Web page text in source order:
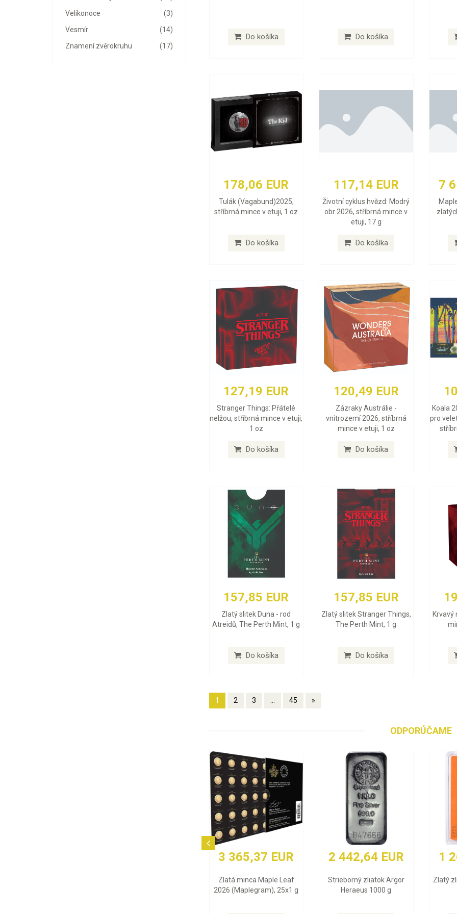
(3)
Velikonoce
(14)
Vesmír
(17)
Znamení zvěrokruhu
Do košíka Do košíka
178,06 EUR
Tulák (Vagabund)2025,
stříbrná mince v etuji, 1 oz
Do košíka
117,14 EUR
Životní cyklus hvězd: Modrý
obr 2026, stříbrná mince v
etuji, 17 g
Do košíka
7
127,19 EUR
Stranger Things: Přátelé
nelžou, stříbrná mince v etuji,
1 oz
Do košíka
120,49 EUR
Zázraky Austrálie -
vnitrozemí 2026, stříbrná
mince v etuji, 1 oz
Do košíka
Koala
pro
157,85 EUR
Zlatý slitek Duna - rod
Atreidů, The Perth Mint, 1 g
Do košíka
157,85 EUR
Zlatý slitek Stranger Things,
The Perth Mint, 1 g
Do košíka
Krvavý
1 2 3 ... 45 »
ODPORÚČAME
3 365,37 EUR
Zlatá minca Maple Leaf
2026 (Maplegram), 25x1 g
2 442,64 EUR
Strieborný zliatok Argor
Heraeus 1000 g
1
Zlatý